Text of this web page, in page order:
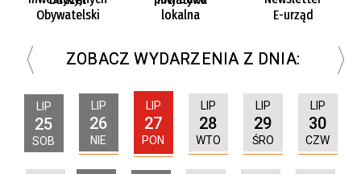
Obywatelski
lokalna
E-urząd
ZOBACZ WYDARZENIA Z DNIA:
LIP
25
SOB
LIP
26
NIE
LIP
27
PON
LIP
28
WTO
LIP
29
ŚRO
LIP
30
CZW